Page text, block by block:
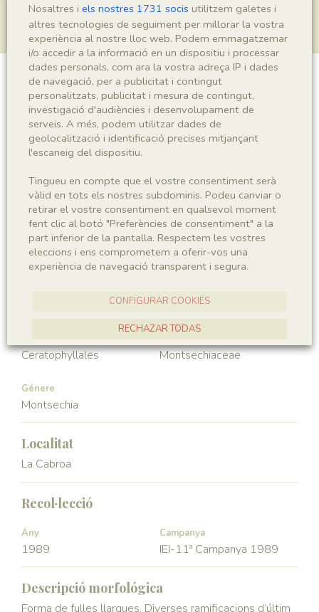
Montsechia vidalii
Sigla
Taxonomia
Regne
Plantae
Phyllum
Spermatophyta
Magnoliopsida
Ceratophyllales Montsechiaceae
Génere
Montsechia
Localitat
La Cabroa
Recol·lecció
Any
1989
Campanya
IEI-11ª Campanya 1989
Descripció morfológica
Forma de fulles llargues. Diverses ramificacions d’últim
Nosaltres i els nostres 1731 socis utilitzem galetes i
altres tecnologies de seguiment per millorar la vostra
experiència al nostre lloc web. Podem emmagatzemar
i/o accedir a la informació en un dispositiu i processar
dades personals, com ara la vostra adreça IP i dades
de navegació, per a publicitat i contingut
personalitzats, publicitat i mesura de contingut,
investigació d'audiències i desenvolupament de
serveis. A més, podem utilitzar dades de
geolocalització i identificació precises mitjançant
l'escaneig del dispositiu.
Tingueu en compte que el vostre consentiment serà
vàlid en tots els nostres subdominis. Podeu canviar o
retirar el vostre consentiment en qualsevol moment
fent clic al botó "Preferències de consentiment" a la
part inferior de la pantalla. Respectem les vostres
eleccions i ens comprometem a oferir-vos una
experiència de navegació transparent i segura.
CONFIGURAR COOKIES
RECHAZAR TODAS
ACCEPTAR TOTES